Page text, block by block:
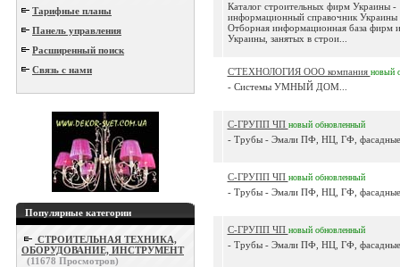
Тарифные планы
Панель управления
Расширенный поиск
Связь с нами
Популярные категории
СТРОИТЕЛЬНАЯ ТЕХНИКА,
ОБОРУДОВАНИЕ, ИНСТРУМЕНТ
(11678 Просмотров)
Каталог строительных фирм Украины -
информационный справочник Украины
Отборная информационная база фирм
Украины, занятых в строи...
С'ТЕХНОЛОГИЯ ООО компания новый
- Системы УМНЫЙ ДОМ...
С-ГРУПП ЧП новый обновленный
- Трубы - Эмали ПФ, НЦ, ГФ, фасадные
С-ГРУПП ЧП новый обновленный
- Трубы - Эмали ПФ, НЦ, ГФ, фасадные
С-ГРУПП ЧП новый обновленный
- Трубы - Эмали ПФ, НЦ, ГФ, фасадные